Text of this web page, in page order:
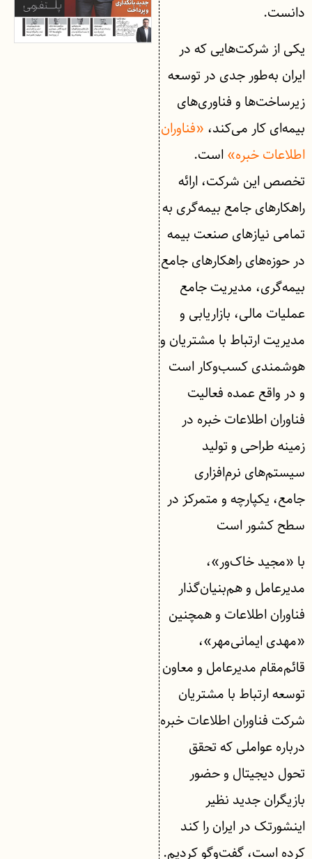
دانست.
یکی از شرکت‌هایی که در
ایران به‌طور جدی در توسعه
زیرساخت‌ها و فناوری‌های
بیمه‌ای کار می‌کند، «فناوران
اطلاعات خبره»است.
تخصص این شرکت، ارائه
راهکارهای جامع بیمه‌گری به
تمامی نیازهای صنعت بیمه
در حوزه‌های راهکارهای جامع
بیمه‌گری، مدیریت جامع
عملیات مالی، بازاریابی و
مدیریت ارتباط با مشتریان و
هوشمندی کسب‌وکار است
و در واقع عمده فعالیت
فناوران اطلاعات خبره در
زمینه طراحی و تولید
سیستم‌های نرم‌افزاری
جامع، یکپارچه و متمرکز در
سطح کشور است
با «مجید خاک‌ور»،
مدیرعامل و هم‌بنیان‌گذار
فناوران اطلاعات و همچنین
«مهدی ایمانی‌مهر»،
قائم‌مقام مدیرعامل و معاون
توسعه ارتباط با مشتریان
شرکت فناوران اطلاعات خبره
درباره عواملی که تحقق
تحول دیجیتال و حضور
بازیگران جدید نظیر
اینشورتک در ایران را کند
کرده است، گفت‌وگو کردیم.